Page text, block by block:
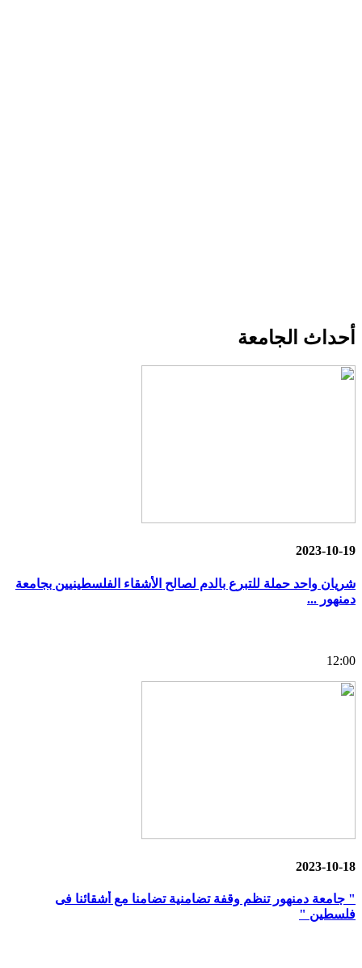
أحداث الجامعة
2023-10-19
شريان واحد حملة للتبرع بالدم لصالح الأشقاء الفلسطينيين بجامعة
دمنهور ...
12:00
2023-10-18
" جامعة دمنهور تنظم وقفة تضامنية تضامنا مع أشقائنا فى
فلسطين "